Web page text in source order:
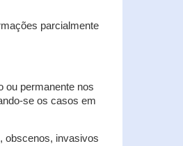
parcialmente
ou permanente nos
se os casos em
obscenos, invasivos